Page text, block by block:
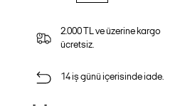
2.000 TL ve üzerine kargo
ücretsiz.
14 iş günü içerisinde iade.